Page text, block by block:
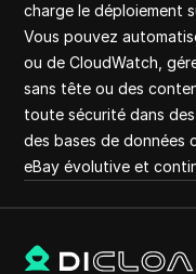
charge le déploiement
Vous pouvez
ou de CloudWatch,
sans tête ou des
toute sécurité dans
des bases de données
eBay évolutive et